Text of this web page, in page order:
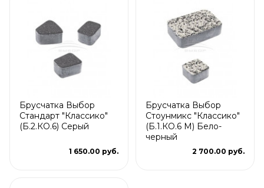
Брусчатка Выбор
Стандарт "Классико"
(Б.2.КО.6) Серый
1 650.00 руб.
Брусчатка Выбор
Стоунмикс "Классико"
(Б.1.КО.6 М) Бело-
черный
2 700.00 руб.